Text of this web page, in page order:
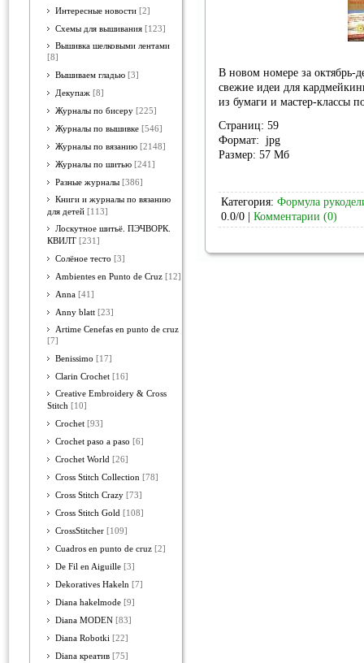
Интересные новости [2]
Схемы для вышивания [123]
Вышивка шелковыми лентами
[8]
Вышиваем гладью [3]
Декупаж [8]
Журналы по бисеру [225]
Журналы по вышивке [546]
Журналы по вязанию [2148]
Журналы по шитью [241]
Разные журналы [386]
Книги и журналы по вязанию
для детей [113]
Лоскутное шитьё. ПЭЧВОРК.
КВИЛТ [231]
Солёное тесто [3]
Ambientes en Punto de Cruz [12]
Anna [41]
Anny blatt [23]
Artime Cenefas en punto de cruz
[7]
Benissimo [17]
Clarin Crochet [16]
Creative Embroidery & Cross
Stitch [10]
Crochet [93]
Crochet paso a paso [6]
Crochet World [26]
Cross Stitch Collection [78]
Cross Stitch Crazy [73]
Cross Stitch Gold [108]
CrossStitcher [109]
Cuadros en punto de cruz [2]
De Fil en Aiguille [3]
Dekoratives Hakeln [7]
Diana hakelmode [9]
Diana MODEN [83]
Diana Robotki [22]
Diana креатив [75]
В новом номере за октябрь-
свежие идеи для
из бумаги и мастер-классы
Страниц: 59
Формат: jpg
Размер: 57 Мб
Категория: Формула
0.0/0 | Комментарии (0)